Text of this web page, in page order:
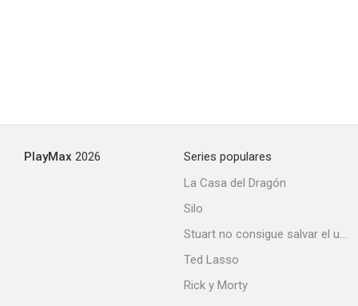
PlayMax 2026
Series populares
La Casa del Dragón
Silo
Stuart no consigue salvar el universo
Ted Lasso
Rick y Morty